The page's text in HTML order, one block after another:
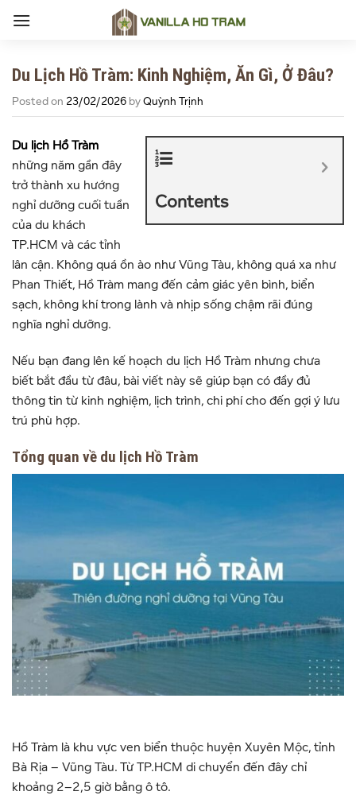
Du Lịch Hồ Tràm: Kinh Nghiệm, Ăn Gì, Ở Đâu?
Posted on 23/02/2026 byQuỳnh Trịnh
Contents
Du lịch Hồ Tràm
những năm gần đây
trở thành xu hướng
nghỉ dưỡng cuối tuần
của du khách
TP.HCM và các tỉnh
lân cận. Không quá ồn ào như Vũng Tàu, không quá xa như
Phan Thiết, Hồ Tràm mang đến cảm giác yên bình, biển
sạch, không khí trong lành và nhịp sống chậm rãi đúng
nghĩa nghỉ dưỡng.
Nếu bạn đang lên kế hoạch du lịch Hồ Tràm nhưng chưa
biết bắt đầu từ đâu, bài viết này sẽ giúp bạn có đầy đủ
thông tin từ kinh nghiệm, lịch trình, chi phí cho đến gợi ý lưu
trú phù hợp.
Tổng quan về du lịch Hồ Tràm
Hồ Tràm là khu vực ven biển thuộc huyện Xuyên Mộc, tỉnh
Bà Rịa – Vũng Tàu. Từ TP.HCM di chuyển đến đây chỉ
khoảng 2–2,5 giờ bằng ô tô.